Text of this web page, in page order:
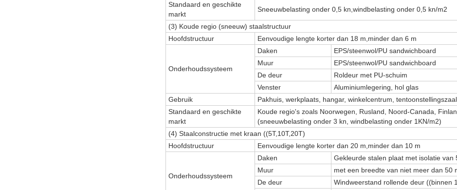
Standaard en geschikte
markt
Sneeuwbelasting onder 0,5 kn,windbelasting onder 0,5 kn/m2
(3) Koude regio (sneeuw) staalstructuur
Hoofdstructuur
Eenvoudige lengte korter dan 18 m,minder dan 6 m
Onderhoudssysteem
Daken
EPS/steenwol/PU sandwichboard
Muur
EPS/steenwol/PU sandwichboard
De deur
Roldeur met PU-schuim
Venster
Aluminiumlegering, hol glas
Gebruik
Pakhuis, werkplaats, hangar, winkelcentrum,
Standaard en geschikte
markt
Koude regio's zoals Noorwegen, Rusland, Noord-Canada,
(sneeuwbelasting onder 3 kn, windbelasting onder 1KN/m2)
(4) Staalconstructie met kraan ((5T,10T,20T)
Hoofdstructuur
Eenvoudige lengte korter dan 20 m,minder dan 10 m
Onderhoudssysteem
Daken
Gekleurde stalen plaat met isolatie van
Muur
met een breedte van niet meer dan 50
De deur
Windweerstand rollende deur ((binnen